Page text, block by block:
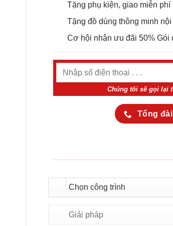
Tặng phụ kiện, giao miễn phí
Tặng đồ dùng thông minh
Cơ hội nhận ưu đãi 50% Gói
Chúng tôi sẽ gọi lại
Tổng